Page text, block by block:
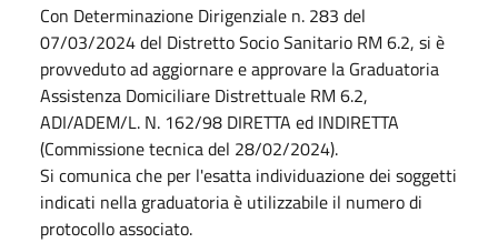
Con Determinazione Dirigenziale n. 283 del
07/03/2024 del Distretto Socio Sanitario RM 6.2, si è
provveduto ad aggiornare e approvare la Graduatoria
Assistenza Domiciliare Distrettuale RM 6.2,
ADI/ADEM/L. N. 162/98 DIRETTA ed INDIRETTA
(Commissione tecnica del 28/02/2024).
Si comunica che per l'esatta individuazione dei soggetti
indicati nella graduatoria è utilizzabile il numero di
protocollo associato.